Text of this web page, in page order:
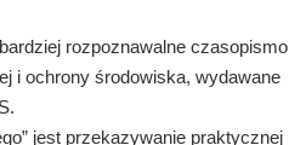
rozpoznawalne czasopismo
i ochrony środowiska, wydawane
jest przekazywanie praktycznej